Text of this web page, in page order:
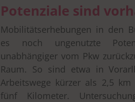
Potenziale sind
Mobilitätserhebungen in den
es noch ungenutzte
unabhängiger vom Pkw
Raum. So sind etwa in
Arbeitswege kürzer als 2,5
fünf Kilometer.